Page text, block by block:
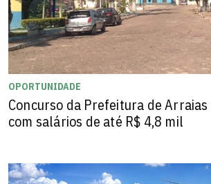
OPORTUNIDADE
Concurso da Prefeitura de
com salários de até R$ 4,8 mil